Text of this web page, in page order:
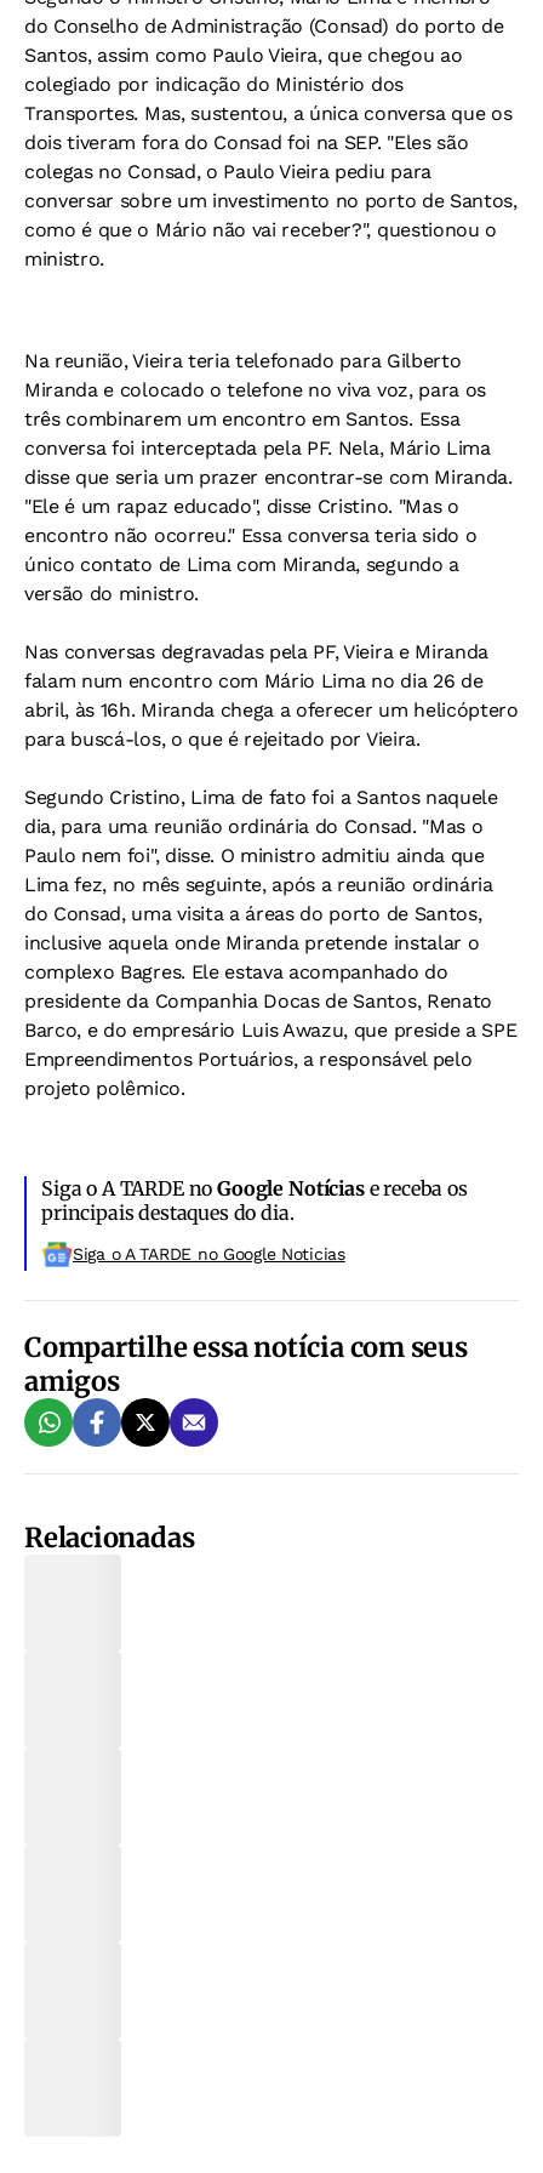
do Conselho de Administração (Consad) do porto de
Santos, assim como Paulo Vieira, que chegou ao
colegiado por indicação do Ministério dos
Transportes. Mas, sustentou, a única conversa que os
dois tiveram fora do Consad foi na SEP. "Eles são
colegas no Consad, o Paulo Vieira pediu para
conversar sobre um investimento no porto de Santos,
como é que o Mário não vai receber?", questionou o
ministro.
Na reunião, Vieira teria telefonado para Gilberto
Miranda e colocado o telefone no viva voz, para os
três combinarem um encontro em Santos. Essa
conversa foi interceptada pela PF. Nela, Mário Lima
disse que seria um prazer encontrar-se com Miranda.
"Ele é um rapaz educado", disse Cristino. "Mas o
encontro não ocorreu." Essa conversa teria sido o
único contato de Lima com Miranda, segundo a
versão do ministro.
Nas conversas degravadas pela PF, Vieira e Miranda
falam num encontro com Mário Lima no dia 26 de
abril, às 16h. Miranda chega a oferecer um helicóptero
para buscá-los, o que é rejeitado por Vieira.
Segundo Cristino, Lima de fato foi a Santos naquele
dia, para uma reunião ordinária do Consad. "Mas o
Paulo nem foi", disse. O ministro admitiu ainda que
Lima fez, no mês seguinte, após a reunião ordinária
do Consad, uma visita a áreas do porto de Santos,
inclusive aquela onde Miranda pretende instalar o
complexo Bagres. Ele estava acompanhado do
presidente da Companhia Docas de Santos, Renato
Barco, e do empresário Luis Awazu, que preside a SPE
Empreendimentos Portuários, a responsável pelo
projeto polêmico.
Siga o A TARDE noGoogle Notíciase receba os
principais destaques do dia.
Siga o A TARDE no Google Noticias
Compartilhe essa notícia com seus
amigos
Relacionadas